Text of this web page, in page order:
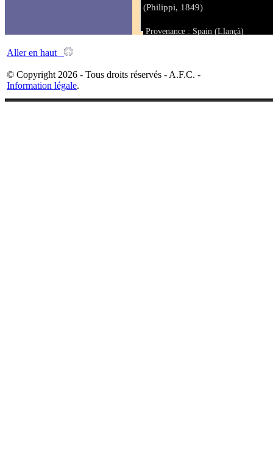
(Philippi, 1849)
Provenance : Spain (Llançà)
Aller en haut
© Copyright 2026 - Tous droits réservés - A.F.C. -
Information légale.